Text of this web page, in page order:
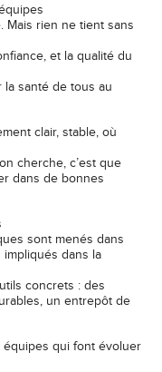
Mais rien ne tient sans
et la qualité du
santé de tous au
clair, stable, où
cherche, c’est que
dans de bonnes
sont menés dans
dans la
concrets : des
un entrepôt de
qui font évoluer